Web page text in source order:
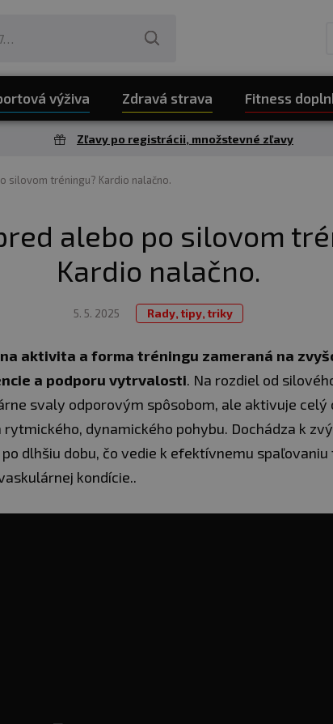
výživa Zdravá strava Fitness
Zľavy po registrácii, množstevné zľavy
silovom tréningu? Kardio nalačno.
alebo po silovom
Kardio nalačno.
5. 5. 2025 Rady, tipy, triky
aktivita a forma tréningu zameraná na
a podporu vytrvalosti. Na rozdiel od
svaly odporovým spôsobom, ale aktivuje celý
dynamického pohybu. Dochádza k
dlhšiu dobu, čo vedie k efektívnemu spaľovaniu
kondície..